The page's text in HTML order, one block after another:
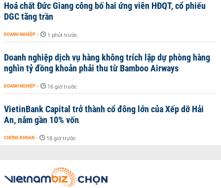
Hoá chất Đức Giang công bố hai ứng viên HĐQT, cổ phiếu
DGC tăng trần
DOANH NGHIỆP - 1 phút trước
Doanh nghiệp dịch vụ hàng không trích lập dự phòng hàng
nghìn tỷ đồng khoản phải thu từ Bamboo Airways
DOANH NGHIỆP - 16 giờ trước
VietinBank Capital trở thành cổ đông lớn của Xếp dỡ Hải
An, nắm gần 10% vốn
CHỨNG KHOÁN - 18 giờ trước